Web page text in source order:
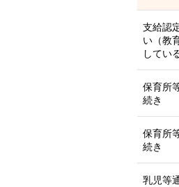
支給認
い（教
してい
保育所
続き
保育所
続き
乳児等